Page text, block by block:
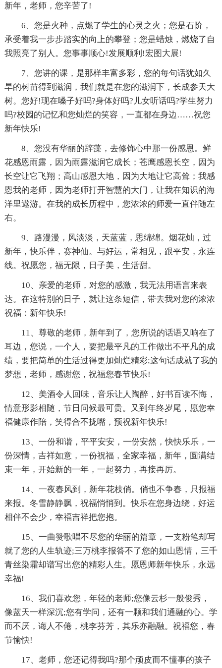
新年，老师，您辛苦了!
6、您是火种，点燃了学生的心灵之火；您是石阶，
承受着我一步步踏实的向上的攀登；您是蜡烛，燃烧了自
我照亮了别人。您事事顺心!发展顺利!宏图大展!
7、您讲的课，是那样丰富多彩，您的每句话犹如久
旱的树苗得到滋润，我们就是在您的滋润下，长成参天大
树。您好!现在嗓子好吗?身体好吗?儿女听话吗?学生努力
吗?校园的记忆和您灿烂的笑容，一直都在身边……祝您
新年快乐!
8、您没有华丽的辞藻，去修饰心中那一份感恩。鲜
花感恩雨露，因为雨露滋润它成长；苍鹰感恩长空，因为
长空让它飞翔；高山感恩大地，因为大地让它高耸；我感
恩我的老师，因为老师打开智慧的大门，让我在知识的海
洋里遨游。在我的成长历程中，您浓浓的师爱一直伴随左
右。
9、路漫漫，风淡淡，天蓝蓝，思绵绵。烟花灿，过
新年，快乐伴，赛神仙。与好运，常相见，跟平安，永连
线。祝愿您，福无限，日子美，生活甜。
10、亲爱的老师，对您的感激，我无法用语言来表
达。在这特别的日子，就让这条短信，带去我对您的浓浓
祝福：新年快乐!
11、尊敬的老师，新年到了，您所说的话语又响在了
耳边，您说，一个人，要把最平凡的工作做出不平凡的成
绩，要把简单的生活过得更加灿烂精彩;这句话成就了我的
梦想，老师，感谢您，祝福您春节快乐!
12、美酒令人回味，音乐让人陶醉，好书百读不悔，
情意形影相随，节日问候最可贵。又到年终岁尾，愿您幸
福健康作陪，笑得合不拢嘴，预祝新年快乐!
13、一份和谐，平平安安，一份安然，快快乐乐，一
份深情，吉祥如意，一份祝福，全家幸福，新年，圆满结
束一年，开始新的一年，一起努力，再接再厉。
14、一夜春风到，新年花枝俏。俏也不争春，只报福
来报。冬雪静静飘，祝福悄悄到。快乐在您身边绕，好运
相伴不会少，幸福吉祥把您抱。
15、一曲赞歌唱不尽您的华丽的篇章，一支粉笔却写
就了您的人生轨迹;三万桃李报答不了您的如山恩情，三千
青丝染霜却谱写出您的精彩人生。愿恩师新年快乐，永远
幸福!
16、我们喜欢您，年轻的老师;您像云杉一般俊秀，
像蓝天一样深沉;您有学问，还有一颗和我们通融的心。学
而不厌，诲人不倦，桃李芬芳，其乐亦融融。祝福您，春
节愉快!
17、老师，您还记得我吗?那个顽皮而不懂事的孩子